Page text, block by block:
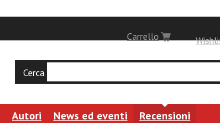
Carrello
Cerca
Autori News ed eventi Recensioni